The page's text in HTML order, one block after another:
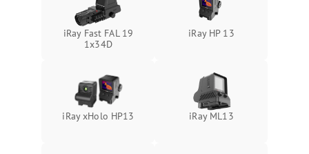
Поломка системы защиты
от перенапряжения
Подробнее →
iRay Fast FAL 19
1x34D
iRay HP 13
iRay xHolo HP13 iRay ML13